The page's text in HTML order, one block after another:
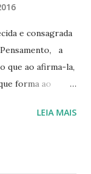
e consagrada
a
que ao afirma-la,
forma ao
e se
LEIA MAIS